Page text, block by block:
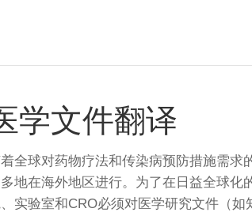
学文件翻译
全球对药物疗法和传染病预防措施需求
地在海外地区进行。为了在日益全球化
实验室和CRO必须对医学研究文件（